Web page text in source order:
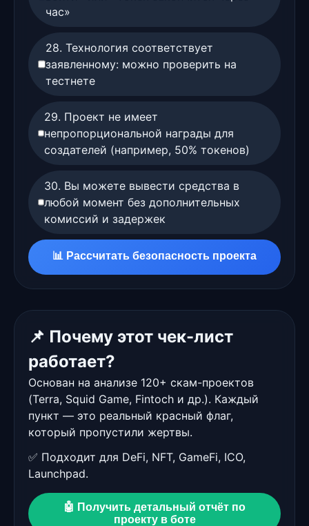
час»
28. Технология соответствует
заявленному: можно проверить на
тестнете
29. Проект не имеет
непропорциональной награды для
создателей (например, 50% токенов)
30. Вы можете вывести средства в
любой момент без дополнительных
комиссий и задержек
📊 Рассчитать безопасность проекта
📌 Почему этот чек-лист
работает?
Основан на анализе 120+ скам-проектов
(Terra, Squid Game, Fintoch и др.). Каждый
пункт — это реальный красный флаг,
который пропустили жертвы.
✅ Подходит для DeFi, NFT, GameFi, ICO,
Launchpad.
🤖 Получить детальный отчёт по
проекту в боте